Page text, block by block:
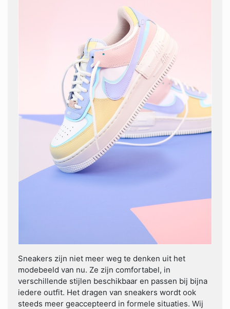
Sneakers zijn niet meer weg te denken uit het
modebeeld van nu. Ze zijn comfortabel, in
verschillende stijlen beschikbaar en passen bij bijna
iedere outfit. Het dragen van sneakers wordt ook
steeds meer geaccepteerd in formele situaties. Wij